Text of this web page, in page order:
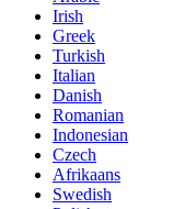
Irish
Greek
Turkish
Italian
Danish
Romanian
Indonesian
Czech
Afrikaans
Swedish